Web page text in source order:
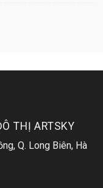
THỊ ARTSKY
Q. Long Biên, Hà